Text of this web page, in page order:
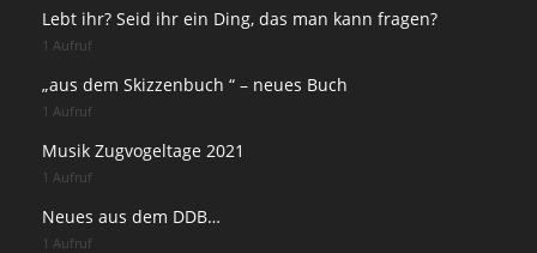
Lebt ihr? Seid ihr ein Ding, das man kann fragen?
1 Aufruf
„aus dem Skizzenbuch “ – neues Buch
1 Aufruf
Musik Zugvogeltage 2021
1 Aufruf
Neues aus dem DDB…
1 Aufruf